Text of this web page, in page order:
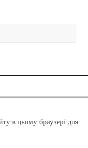
в цьому браузері для